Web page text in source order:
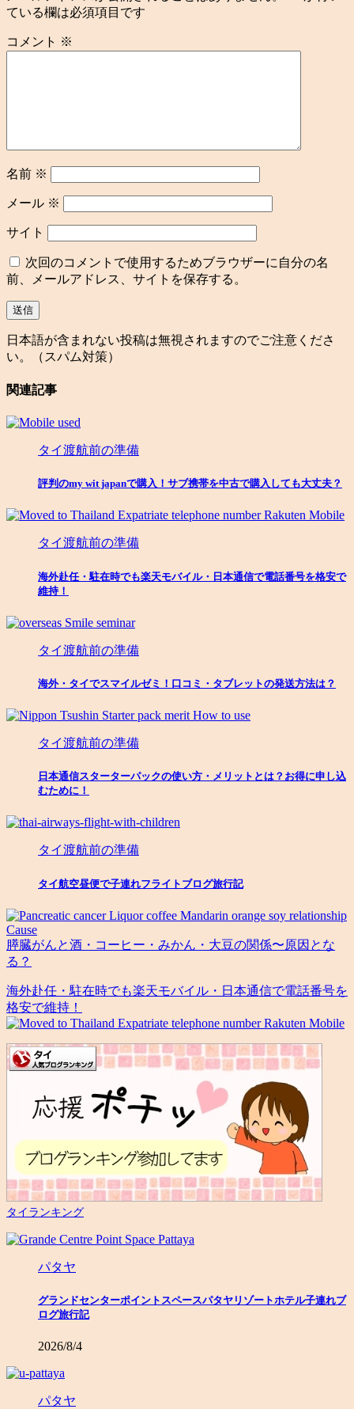
ている欄は必須項目です
コメント ※
名前 ※
メール ※
サイト
次回のコメントで使用するためブラウザーに自分の名
前、メールアドレス、サイトを保存する。
日本語が含まれない投稿は無視されますのでご注意くださ
い。（スパム対策）
関連記事
タイ渡航前の準備
評判のmy wit japanで購入！サブ携帯を中古で購入しても大丈夫？
タイ渡航前の準備
海外赴任・駐在時でも楽天モバイル・日本通信で電話番号を格安で
維持！
タイ渡航前の準備
海外・タイでスマイルゼミ！口コミ・タブレットの発送方法は？
タイ渡航前の準備
日本通信スターターパックの使い方・メリットとは？お得に申し込
むために！
タイ渡航前の準備
タイ航空昼便で子連れフライトブログ旅行記
膵臓がんと酒・コーヒー・みかん・大豆の関係〜原因とな
る？
海外赴任・駐在時でも楽天モバイル・日本通信で電話番号を
格安で維持！
タイランキング
パタヤ
グランドセンターポイントスペースパタヤリゾートホテル子連れブ
ログ旅行記
2026/8/4
パタヤ